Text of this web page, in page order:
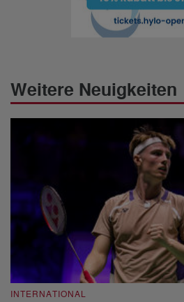
Weitere Neuigkeiten
INTERNATIONAL